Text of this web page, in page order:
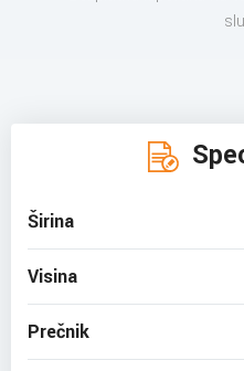
Širina
Visina
Prečnik